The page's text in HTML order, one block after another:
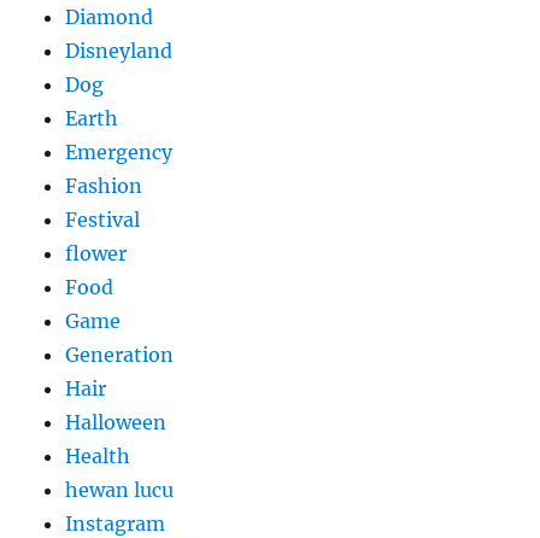
Diamond
Disneyland
Dog
Earth
Emergency
Fashion
Festival
flower
Food
Game
Generation
Hair
Halloween
Health
hewan lucu
Instagram